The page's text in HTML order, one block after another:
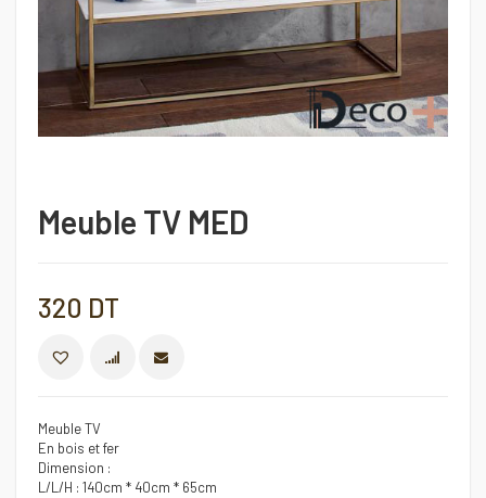
Meuble TV MED
320 DT
COMPARER
Meuble TV
En bois et fer
Dimension :
L/L/H : 140cm * 40cm * 65cm